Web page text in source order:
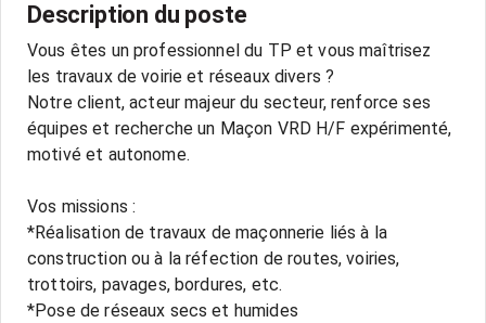
Description du poste
Vous êtes un professionnel du TP et vous maîtrisez
les travaux de voirie et réseaux divers ?
Notre client, acteur majeur du secteur, renforce ses
équipes et recherche un Maçon VRD H/F expérimenté,
motivé et autonome.
Vos missions :
*Réalisation de travaux de maçonnerie liés à la
construction ou à la réfection de routes, voiries,
trottoirs, pavages, bordures, etc.
*Pose de réseaux secs et humides